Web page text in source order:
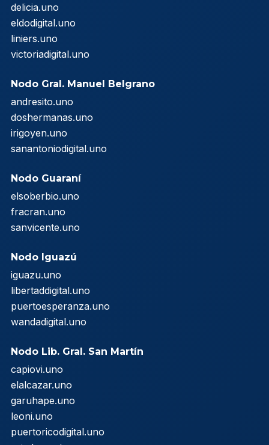
delicia.uno
eldodigital.uno
liniers.uno
victoriadigital.uno
Nodo Gral. Manuel Belgrano
andresito.uno
doshermanas.uno
irigoyen.uno
sanantoniodigital.uno
Nodo Guaraní
elsoberbio.uno
fracran.uno
sanvicente.uno
Nodo Iguazú
iguazu.uno
libertaddigital.uno
puertoesperanza.uno
wandadigital.uno
Nodo Lib. Gral. San Martín
capiovi.uno
elalcazar.uno
garuhape.uno
leoni.uno
puertoricodigital.uno